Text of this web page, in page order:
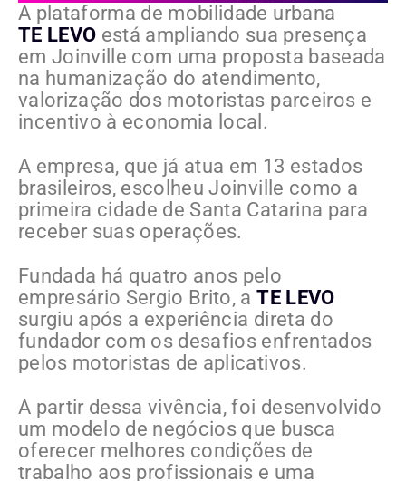
A plataforma de mobilidade urbana
TE LEVO está ampliando sua presença
em Joinville com uma proposta baseada
na humanização do atendimento,
valorização dos motoristas parceiros e
incentivo à economia local.
A empresa, que já atua em 13 estados
brasileiros, escolheu Joinville como a
primeira cidade de Santa Catarina para
receber suas operações.
Fundada há quatro anos pelo
empresário Sergio Brito, aTE LEVO
surgiu após a experiência direta do
fundador com os desafios enfrentados
pelos motoristas de aplicativos.
A partir dessa vivência, foi desenvolvido
um modelo de negócios que busca
oferecer melhores condições de
trabalho aos profissionais e uma